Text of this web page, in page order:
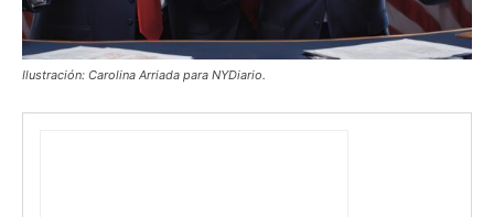
Ilustración: Carolina Arriada para NYDiario.